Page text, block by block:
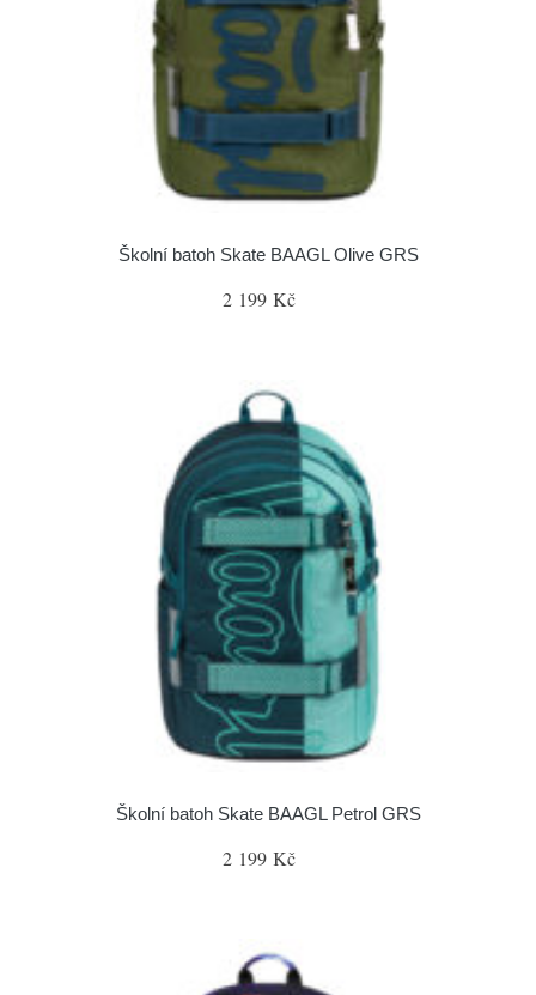
Školní batoh Skate BAAGL Olive GRS
2 199 Kč
Školní batoh Skate BAAGL Petrol GRS
2 199 Kč